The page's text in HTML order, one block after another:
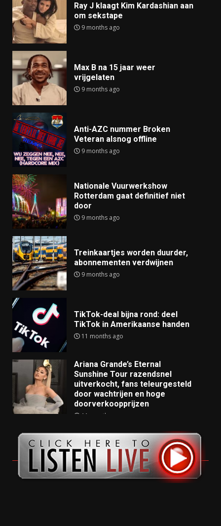
Ray J klaagt Kim Kardashian aan
om sekstape
9 months ago
Max B na 15 jaar weer
vrijgelaten
9 months ago
Anti-AZC nummer Broken
Veteran alsnog offline
9 months ago
Nationale Vuurwerkshow
Rotterdam gaat definitief niet
door
9 months ago
Treinkaartjes worden duurder,
abonnementen verdwijnen
9 months ago
TikTok-deal bijna rond: deel
TikTok in Amerikaanse handen
11 months ago
Ariana Grande’s Eternal
Sunshine Tour razendsnel
uitverkocht, fans teleurgesteld
door wachtrijen en hoge
doorverkoopprijzen
11 months ago